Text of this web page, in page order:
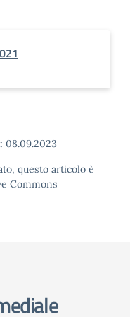
08.09.2023
questo articolo è
Commons